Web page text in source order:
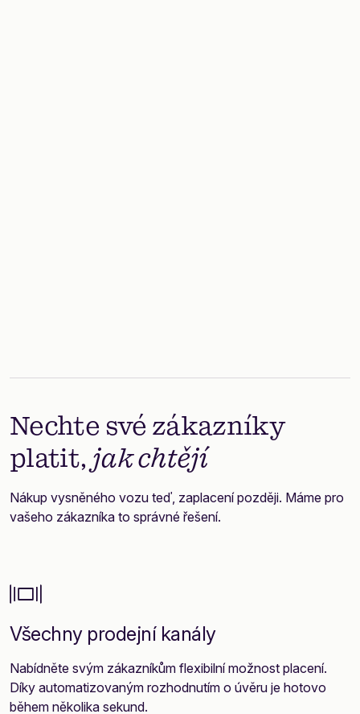
Nechte své zákazníky
platit, jak chtějí
Nákup vysněného vozu teď, zaplacení později. Máme pro
vašeho zákazníka to správné řešení.
Všechny prodejní kanály
Nabídněte svým zákazníkům flexibilní možnost placení.
Díky automatizovaným rozhodnutím o úvěru je hotovo
během několika sekund.